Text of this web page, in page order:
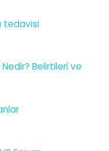
tedavisi
Belirtileri ve